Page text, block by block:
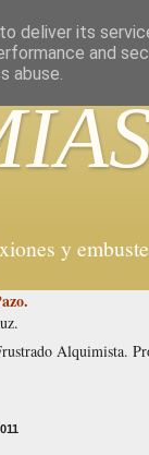
y
Alquimista.
deliver its
and
abuse.